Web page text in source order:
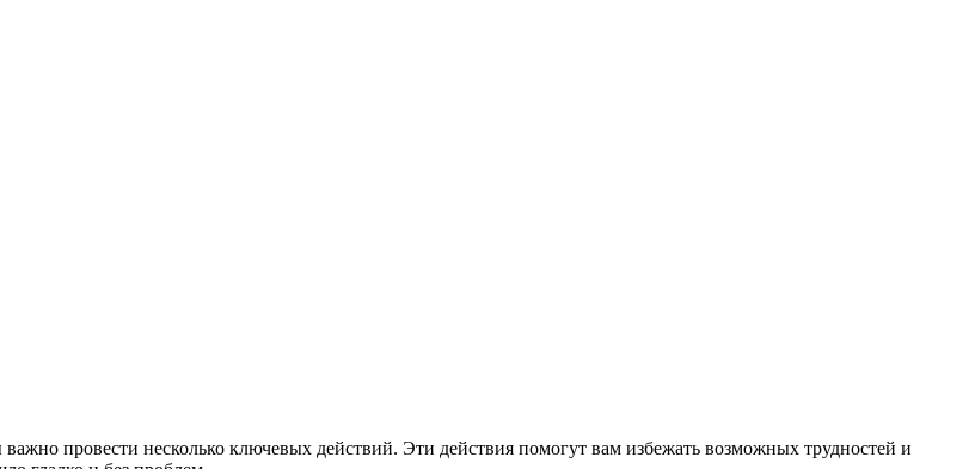
провести несколько ключевых действий. Эти действия помогут вам избежать возможных трудностей и